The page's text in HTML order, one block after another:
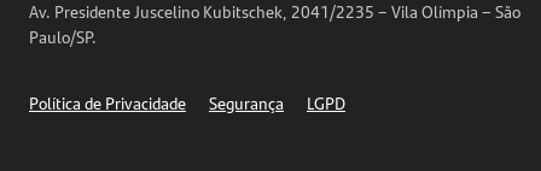
Telefones
Av. Presidente Juscelino Kubitschek, 2041/2235 – Vila Olímpia – São
Paulo/SP.
Política de Privacidade Segurança LGPD